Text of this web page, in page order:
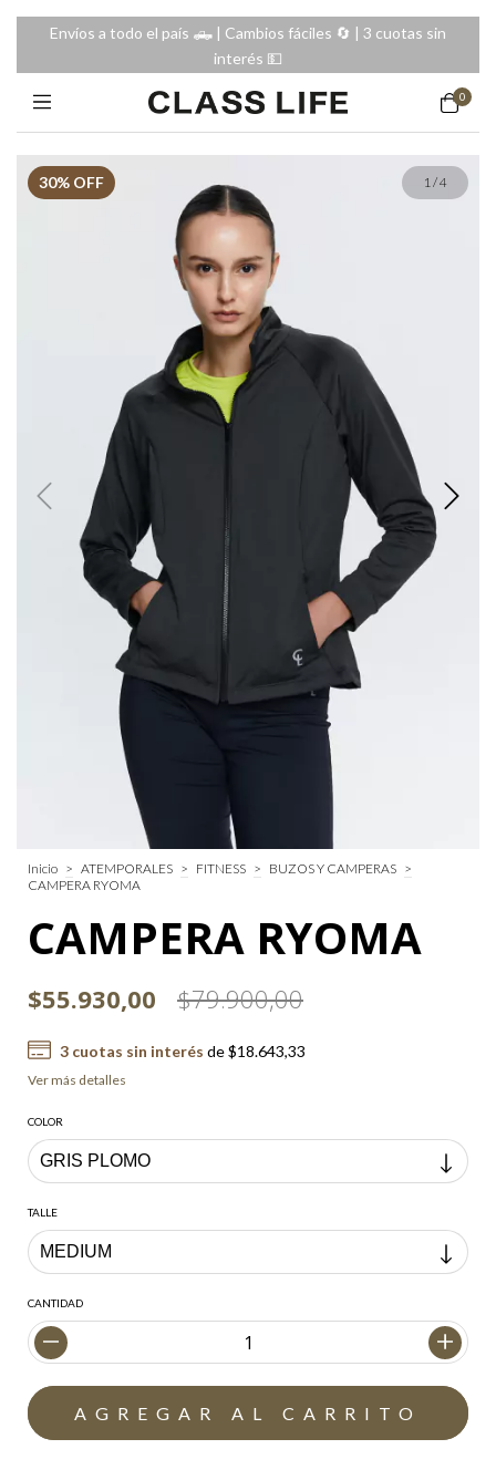
Envíos a todo el país 🛻 | Cambios fáciles 🔄️ | 3 cuotas sin
interés 💵
0
30% OFF 1/4
Inicio > ATEMPORALES > FITNESS > BUZOS Y CAMPERAS >
CAMPERA RYOMA
CAMPERA RYOMA
$55.930,00 $79.900,00
3cuotas sin interés de$18.643,33
Ver más detalles
COLOR
TALLE
CANTIDAD